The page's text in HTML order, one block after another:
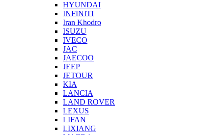
HYUNDAI
INFINITI
Iran Khodro
ISUZU
IVECO
JAC
JAECOO
JEEP
JETOUR
KIA
LANCIA
LAND ROVER
LEXUS
LIFAN
LIXIANG